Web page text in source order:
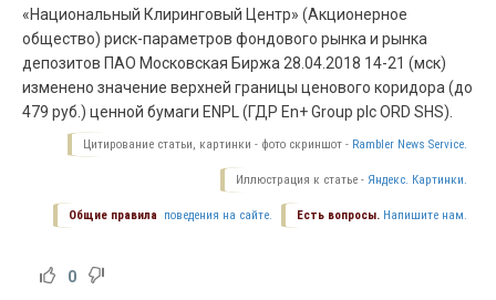
«Национальный Клиринговый Центр» (Акционерное
общество) риск-параметров фондового рынка и рынка
депозитов ПАО Московская Биржа 28.04.2018 14-21 (мск)
изменено значение верхней границы ценового коридора (до
479 руб.) ценной бумаги ENPL (ГДР En+ Group plc ORD SHS).
Цитирование статьи, картинки - фото скриншот - Rambler News Service.
Иллюстрация к статье - Яндекс. Картинки.
Есть вопросы. Напишите нам.
Общие правила поведения на сайте.
0